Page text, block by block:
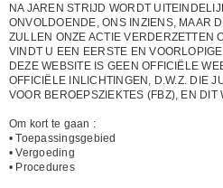
NA JAREN STRIJD WORDT
ONVOLDOENDE, ONS INZIENS, MAAR
ZULLEN ONZE ACTIE VERDERZETTEN
VINDT U EEN EERSTE EN
DEZE WEBSITE IS GEEN OFFICIËLE
OFFICIËLE INLICHTINGEN, D.W.Z. DIE
VOOR BEROEPSZIEKTES (FBZ), EN
Om kort te gaan :
• Toepassingsgebied
• Vergoeding
• Procedures